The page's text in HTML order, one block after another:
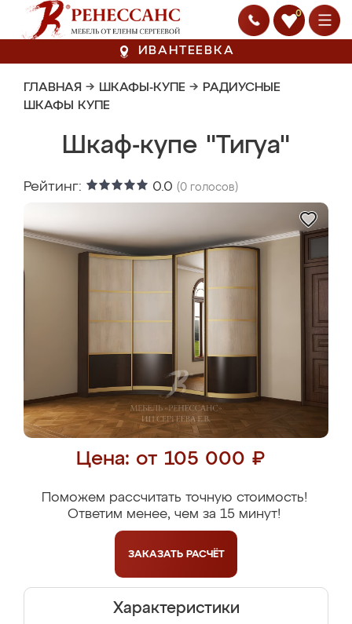
0
ИВАНТЕЕВКА
ГЛАВНАЯ → ШКАФЫ-КУПЕ → РАДИУСНЫЕ
ШКАФЫ КУПЕ
Шкаф-купе "Тигуа"
Рейтинг: 0.0 (0 голосов)
Цена: от 105 000 ₽
Поможем рассчитать точную стоимость!
Ответим менее, чем за 15 минут!
ЗАКАЗАТЬ РАСЧЁТ
Характеристики